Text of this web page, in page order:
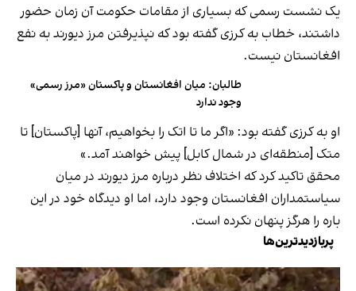
یک نشست رسمی که بسیاری از مقامات حکومت آن زمان حضور
داشتند، خطاب به کرزی گفته بود که نپذیرفتن مرز دیورند به نفع
افغانستان نیست.
طالبان: میان افغانستان و پاکستان «مرز رسمی»
وجود ندارد
او به کرزی گفته بود: «اگر ما تا اتک را بخواهیم، آنها [پاکستان] تا
متک [منطقه‌ای در شمال کابل] پیش خواهند آمد.»
محقق تاکید کرد که اختلاف نظر درباره مرز دیورند در میان
سیاستمداران افغانستان وجود دارد، اما او دیدگاه خود در این
باره را هرگز پنهان نکرده است.
پربازدیدترین‌ها